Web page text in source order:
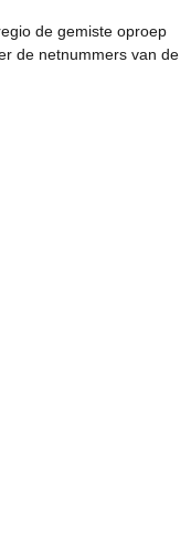
de gemiste oproep
de netnummers van de